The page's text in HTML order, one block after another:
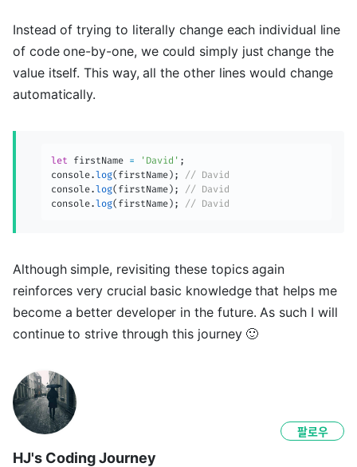
Instead of trying to literally change each individual line
of code one-by-one, we could simply just change the
value itself. This way, all the other lines would change
automatically.
let firstName = 'David' ;
console.log( firstName ) ;
// David
console.log( firstName ) ;
// David
console.log( firstName ) ; // David
Although simple, revisiting these topics again
reinforces very crucial basic knowledge that helps me
become a better developer in the future. As such I will
continue to strive through this journey 🙂
HJ's Coding Journey
팔로우